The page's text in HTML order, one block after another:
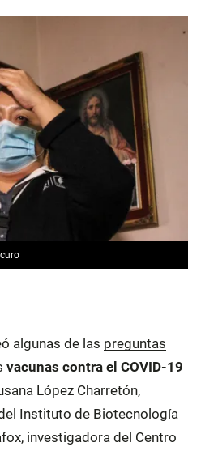
algunas de las preguntas
vacunas contra el COVID-19
López Charretón,
Instituto de Biotecnología
investigadora del Centro